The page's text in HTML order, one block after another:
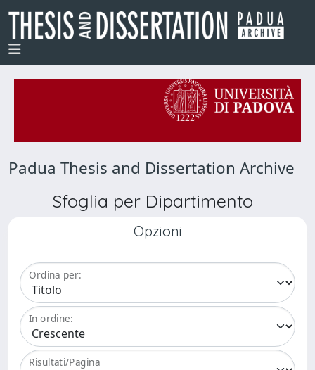
Padua Thesis and Dissertation Archive
Sfoglia per Dipartimento
Opzioni
Ordina per:
In ordine:
Risultati/Pagina